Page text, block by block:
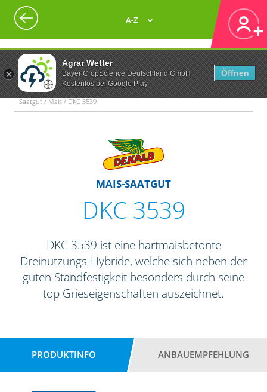
Agrar Wetter
Bayer CropScience Deutschland GmbH
Kostenlos bei Google Play
Öffnen
A-Z
Saatgut / Mais / DKC 3539
MAIS-SAATGUT
DKC 3539
DKC 3539 ist eine hartmaisbetonte
Dreinutzungs-Hybride, welche sich neben der
guten Standfestigkeit besonders durch seine
top Grieseigenschaften auszeichnet.
PRODUKTINFO ANBAUEMPFEHLUNG